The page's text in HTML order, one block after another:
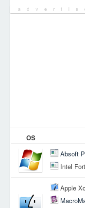
OS
Absoft
Intel
Apple